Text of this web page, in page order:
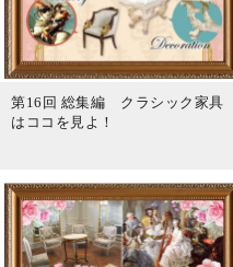
第16回 総集編 クラシック家具
はココを見よ！